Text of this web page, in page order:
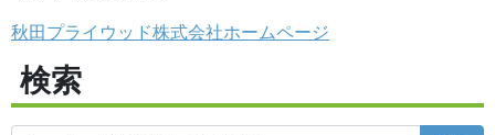
秋田プライウッド株式会社ホームページ
検索